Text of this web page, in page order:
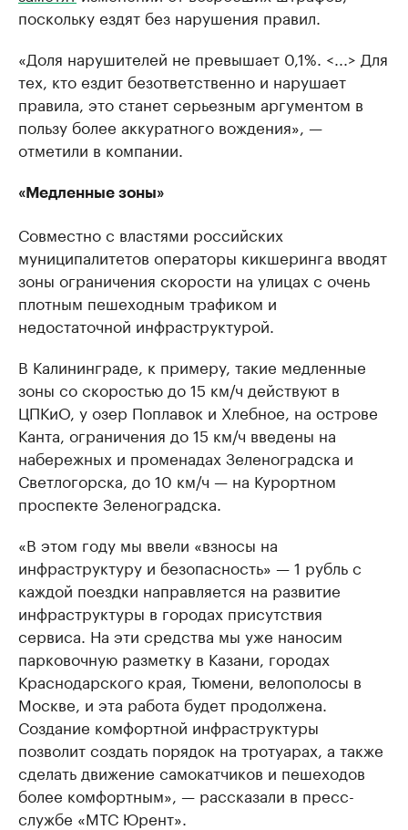
поскольку ездят без нарушения правил.
«Доля нарушителей не превышает 0,1%. <...> Для
тех, кто ездит безответственно и нарушает
правила, это станет серьезным аргументом в
пользу более аккуратного вождения», —
отметили в компании.
«Медленные зоны»
Совместно с властями российских
муниципалитетов операторы кикшеринга вводят
зоны ограничения скорости на улицах с очень
плотным пешеходным трафиком и
недостаточной инфраструктурой.
В Калининграде, к примеру, такие медленные
зоны со скоростью до 15 км/ч действуют в
ЦПКиО, у озер Поплавок и Хлебное, на острове
Канта, ограничения до 15 км/ч введены на
набережных и променадах Зеленоградска и
Светлогорска, до 10 км/ч — на Курортном
проспекте Зеленоградска.
«В этом году мы ввели «взносы на
инфраструктуру и безопасность» — 1 рубль с
каждой поездки направляется на развитие
инфраструктуры в городах присутствия
сервиса. На эти средства мы уже наносим
парковочную разметку в Казани, городах
Краснодарского края, Тюмени, велополосы в
Москве, и эта работа будет продолжена.
Создание комфортной инфраструктуры
позволит создать порядок на тротуарах, а также
сделать движение самокатчиков и пешеходов
более комфортным», — рассказали в пресс-
службе «МТС Юрент».